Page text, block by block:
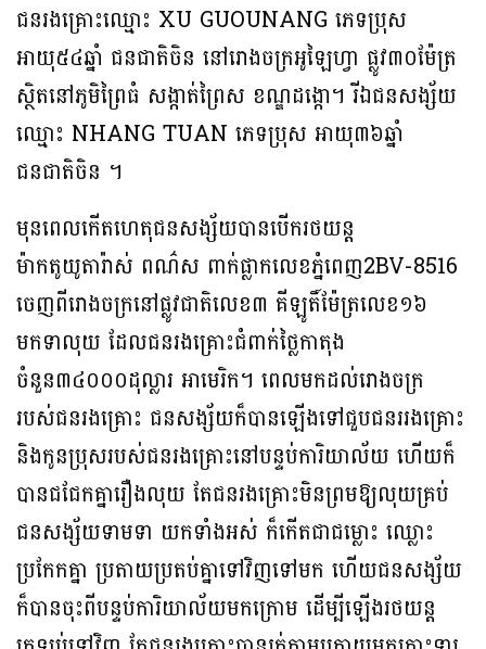
ជនរងគ្រោះឈ្មោះ XU GUOUNANG ភេទប្រុស
អាយុ៥៤ឆ្នាំ ជនជាតិចិន នៅរោងចក្រអូឡៃហ្វា ផ្លូវ៣០ម៉ែត្រ
ស្ថិតនៅភូមិព្រៃធំ សង្កាត់ព្រៃស ខណ្ឌដង្កោ។ រីឯជនសង្ស័យ
ឈ្មោះ NHANG TUAN ភេទប្រុស អាយុ៣៦ឆ្នាំ
ជនជាតិចិន ។
មុនពេលកេីតហេតុជនសង្ស័យបានបើករថយន្ត
ម៉ាកតូយូតារ៉ាស់ ពណ៌ស ពាក់ផ្លាកលេខភ្នំពេញ2BV-8516
ចេញពីរោងចក្រនៅផ្លូវជាតិលេខ៣ គីឡូតិ៍ម៉ែត្រលេខ១៦
មកទាលុយ ដែលជនរងគ្រោះជំពាក់ថ្លៃកាតុង
ចំនួន៣៤០០០ដុល្លារ អាមេរិក។ ពេលមកដល់រោងចក្រ
របស់ជនរងគ្រោះ ជនសង្ស័យក៏បានឡើងទៅជួបជនររងគ្រោះ
និងកូនប្រុសរបស់ជនរងគ្រោះនៅបន្ទប់ការិយាល័យ ហើយក៏
បានជជែកគ្នារឿងលុយ តែជនរងគ្រោះមិនព្រមឱ្យលុយគ្រប់
ជនសង្ស័យទាមទា យកទាំងអស់ ក៏កើតជាជម្លោះ ឈ្លោះ
ប្រកែកគ្នា ប្រតាយប្រតប់គ្នាទៅវិញទៅមក ហើយជនសង្ស័យ
ក៏បានចុះពីបន្ទប់ការិយាល័យមកក្រោម ដើម្បីឡើងរថយន្ត